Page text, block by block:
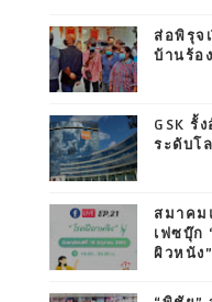
ส่อพิรุจ
บ้านร้อ
GSK รั้
ระดับโ
สมาคม
เฟซบุ๊ก
ผิวหนัง